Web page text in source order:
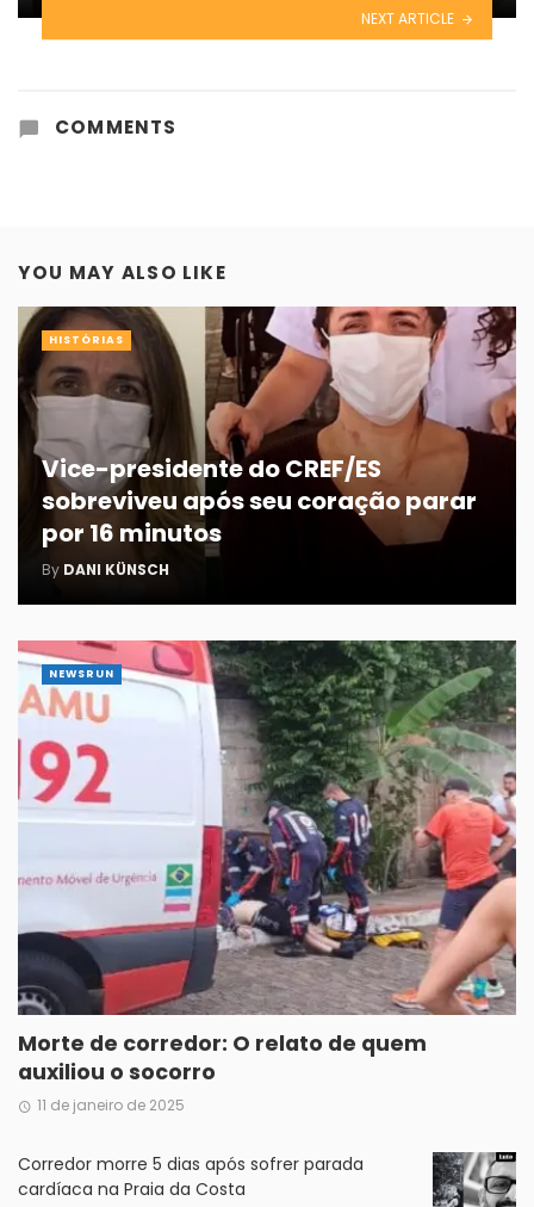
NEXT ARTICLE
COMMENTS
YOU MAY ALSO LIKE
Vice-presidente do CREF/ES
sobreviveu após seu coração parar
por 16 minutos
By DANI KÜNSCH
HISTÓRIAS
Morte de corredor: O relato de quem
auxiliou o socorro
11 de janeiro de 2025
NEWSRUN
Corredor morre 5 dias após sofrer parada
cardíaca na Praia da Costa